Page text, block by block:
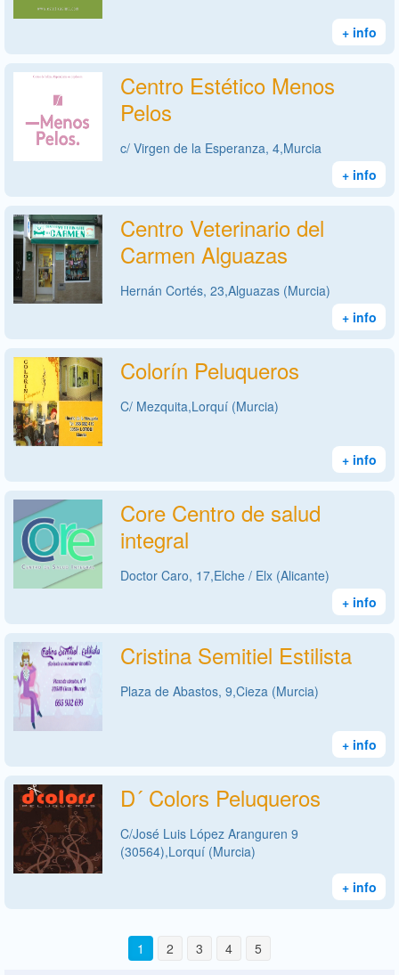
+ info
Centro Estético Menos
Pelos
c/ Virgen de la Esperanza, 4,Murcia
+ info
Centro Veterinario del
Carmen Alguazas
Hernán Cortés, 23,Alguazas (Murcia)
+ info
Colorín Peluqueros
C/ Mezquita,Lorquí (Murcia)
+ info
Core Centro de salud
integral
Doctor Caro, 17,Elche / Elx (Alicante)
+ info
Cristina Semitiel Estilista
Plaza de Abastos, 9,Cieza (Murcia)
+ info
D´ Colors Peluqueros
C/José Luis López Aranguren 9
(30564),Lorquí (Murcia)
+ info
1 2 3 4 5